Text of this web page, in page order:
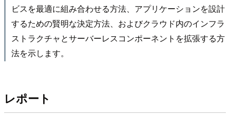
ビスを最適に組み合わせる方法、アプリケーションを設計
するための賢明な決定方法、およびクラウド内のインフラ
ストラクチャとサーバーレスコンポーネントを拡張する方
法を示します。
レポート